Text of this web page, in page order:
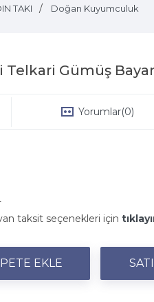
TAKI Doğan Kuyumculuk
Telkari Gümüş
Yorumlar(0)
taksit seçenekleri için